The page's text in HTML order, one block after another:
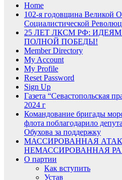
Home
102-я годовщина Великой
Социалистической
25 ЛЕТ ЛКСМ РФ:
ПОЛНОЙ ПОБЕДЫ!
Member Directory
My Account
My Profile
Reset Password
Sign Up
Газета “Севастопольская
2024 г
Командование бригады
флота поблагодарило
Обухова за поддержку
МАССИРОВАННАЯ
НЕМАССИРОВАННАЯ
О партии
Как вступить
Устав